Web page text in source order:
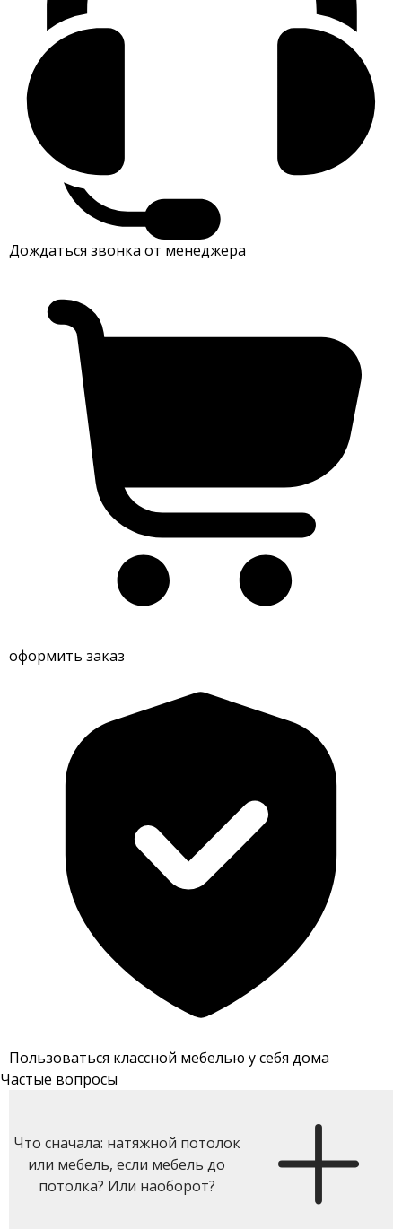
Дождаться звонка от менеджера
оформить заказ
Пользоваться классной мебелью у себя дома
Частые вопросы
Что сначала: натяжной потолок
или мебель, если мебель до
потолка? Или наоборот?